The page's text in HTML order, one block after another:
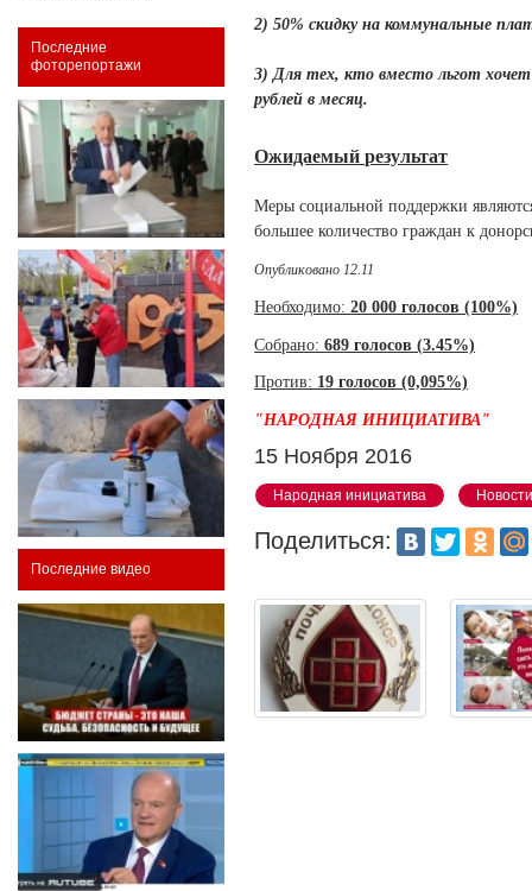
Последние
фоторепортажи
Последние видео
2) 50% скидку на коммунальные
3) Для тех, кто вместо льгот
рублей в месяц.
Ожидаемый результат
Меры социальной поддержки
большее количество граждан к
Опубликовано 12.11
Необходимо:20 000 голосов (100%)
Собрано:689 голосов (3.45%)
Против: 19 голосов (0,095%)
"НАРОДНАЯ ИНИЦИАТИВА"
15 Ноября 2016
Народная инициатива
Поделиться: